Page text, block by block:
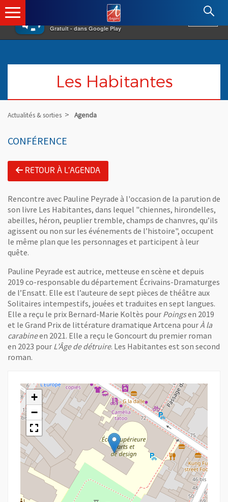
×
Gratuit - dans Google Play
Angers.fr : Retour à l'accueil
Les Habitantes
Actualités & sorties Agenda
CONFÉRENCE
RETOUR À L'AGENDA
Rencontre avec Pauline Peyrade à l'occasion de la parution de
son livre Les Habitantes, dans lequel "chiennes, hirondelles,
abeilles, héron, peuplier tremble, champs de chanvres, qu’ils
agissent ou non sur les événements de l’histoire", occupent
le même plan que les personnages et participent à leur
quête.
Pauline Peyrade est autrice, metteuse en scène et depuis
2019 co-responsable du département Écrivains-Dramaturges
de l’Ensatt. Elle est l’auteure de sept pièces de théâtre aux
Solitaires intempestifs, jouées et traduites en sept langues.
Elle a reçu le prix Bernard-Marie Koltès pour Poingsen 2019
et le Grand Prix de littérature dramatique Artcena pourÀ la
carabineen 2021. Elle a reçu le Goncourt du premier roman
en 2023 pour L’Âge de détruire. Les Habitantes est son second
roman.
+
−